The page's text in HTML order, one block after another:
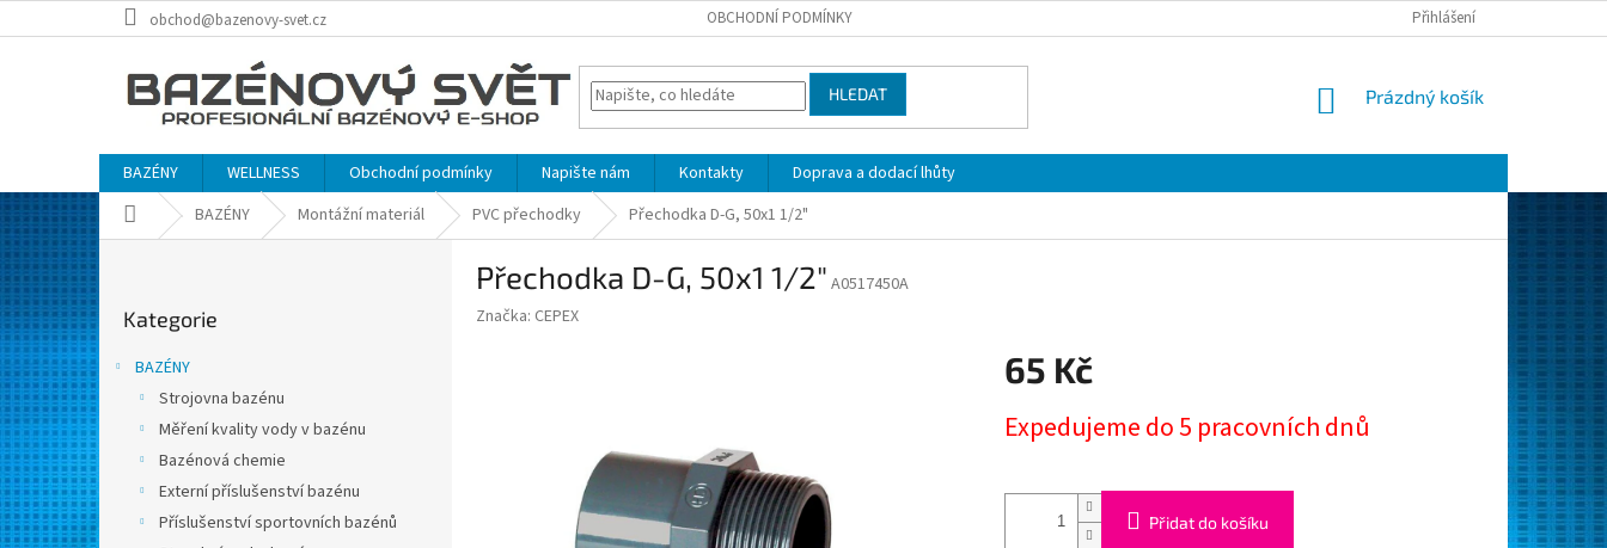
na
obchod@bazenovy-svet.cz OBCHODNÍ PODMÍNKY Přihlášení
HLEDAT
NÁKUPNÍ
Prázdný košík
BAZÉNY WELLNESS Obchodní podmínky Napište nám Kontakty
Doprava a dodací lhůty
Domů BAZÉNY Montážní materiál PVC přechodky Přechodka D-G, 50x1 1/2"
n
kategorie
Kategorie
BAZÉNY
Strojovna bazénu
Měření kvality vody v bazénu
Bazénová chemie
Externí příslušenství bazénu
Příslušenství sportovních bazénů
Přechodka D-G, 50x1 1/2" A0517450A
Značka: CEPEX
65 Kč
cena:
Expedujeme do 5 pracovních dnů
Přidat do košíku